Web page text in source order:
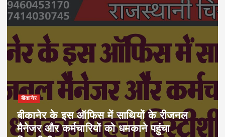
बीकानेर
बीकानेर के इस ऑफिस में साथियों के रीजनल
मैनेजर और कर्मचारियों को धमकाने पहुंचा